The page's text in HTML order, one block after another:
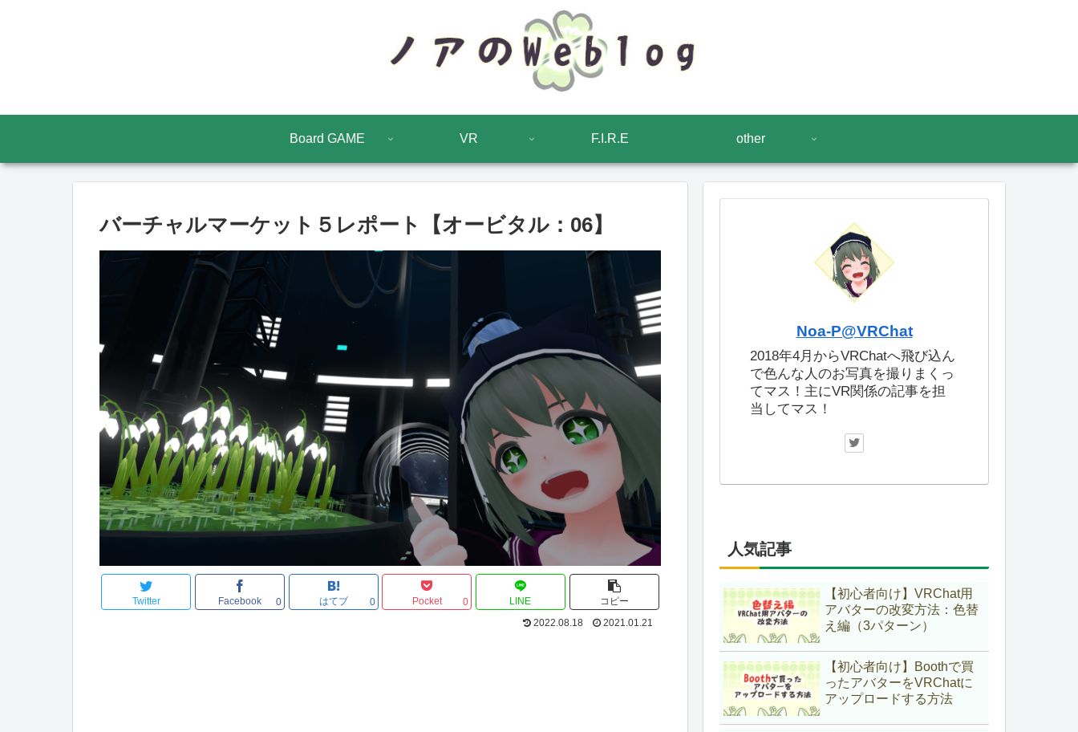
Board GAME VR F.I.R.E other
バーチャルマーケット５レポート【オービタル：06】
Twitter Facebook 0 はてブ 0 Pocket 0 LINE
コピー
2022.08.18
2021.01.21
Noa-P@VRChat
2018年4月からVRChatへ飛び込ん
で色んな人のお写真を撮りまくっ
てマス！主にVR関係の記事を担
当してマス！
人気記事
【初心者向け】VRChat用
アバターの改変方法：色替
え編（3パターン）
【初心者向け】Boothで買
ったアバターをVRChatに
アップロードする方法